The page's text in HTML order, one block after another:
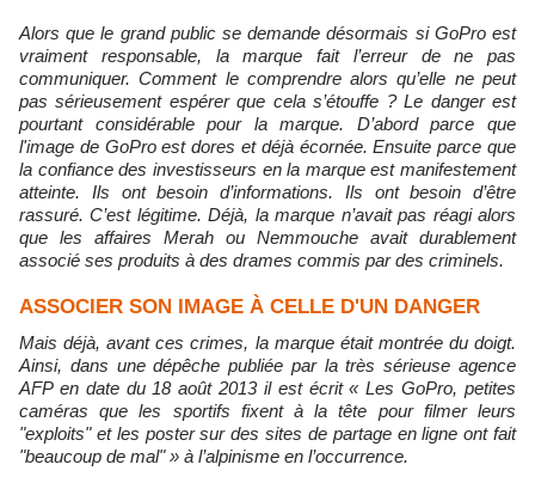
Alors que le grand public se demande désormais si GoPro est
vraiment responsable, la marque fait l’erreur de ne pas
communiquer. Comment le comprendre alors qu’elle ne peut
pas sérieusement espérer que cela s’étouffe ? Le danger est
pourtant considérable pour la marque. D’abord parce que
l'image de GoPro est dores et déjà écornée. Ensuite parce que
la confiance des investisseurs en la marque est manifestement
atteinte. Ils ont besoin d’informations. Ils ont besoin d’être
rassuré. C’est légitime. Déjà, la marque n’avait pas réagi alors
que les affaires Merah ou Nemmouche avait durablement
associé ses produits à des drames commis par des criminels.
ASSOCIER SON IMAGE À CELLE D'UN DANGER
Mais déjà, avant ces crimes, la marque était montrée du doigt.
Ainsi, dans une dépêche publiée par la très sérieuse agence
AFP en date du 18 août 2013 il est écrit « Les GoPro, petites
caméras que les sportifs fixent à la tête pour filmer leurs
"exploits" et les poster sur des sites de partage en ligne ont fait
"beaucoup de mal" » à l’alpinisme en l’occurrence.